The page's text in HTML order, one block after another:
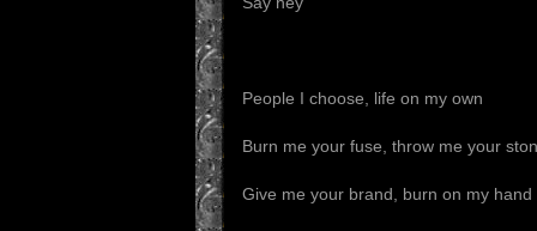
People I choose, life on my own
Burn me your fuse, throw me your
Give me your brand, burn on my hand